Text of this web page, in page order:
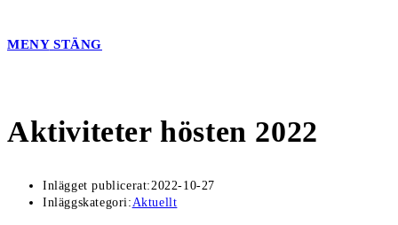
MENY STÄNG
Aktiviteter hösten 2022
Inlägget publicerat:2022-10-27
Inläggskategori:Aktuellt